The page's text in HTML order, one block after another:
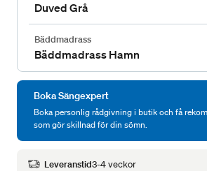
Duved Grå
Bäddmadrass
Bäddmadrass Hamn
Boka Sängexpert
Boka personlig rådgivning i butik och få
som gör skillnad för din sömn.
Leveranstid3-4 veckor